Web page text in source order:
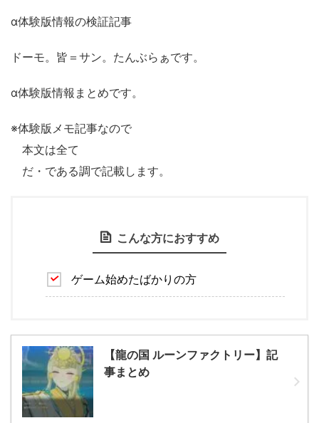
α体験版情報の検証記事
ドーモ。皆＝サン。たんぶらぁです。
α体験版情報まとめです。
※体験版メモ記事なので
本文は全て
だ・である調で記載します。
こんな方におすすめ
ゲーム始めたばかりの方
【龍の国 ルーンファクトリー】記
事まとめ